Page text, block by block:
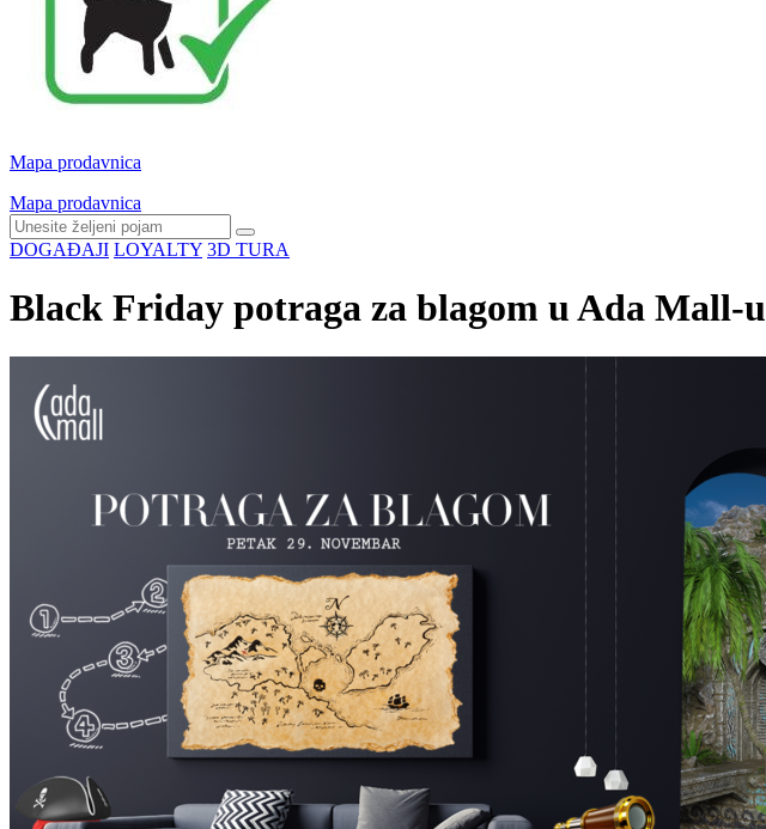
Mapa prodavnica
Mapa prodavnica
DOGAĐAJI LOYALTY 3D TURA
Black Friday potraga za blagom u Ada Mall-u